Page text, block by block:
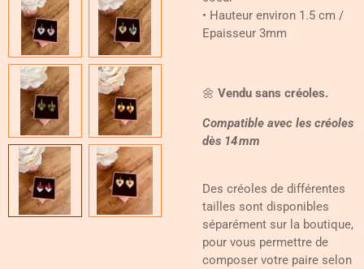
• Hauteur environ 1.5 cm /
Epaisseur 3mm
🌼 Vendu sans créoles.
Compatible avec les créoles
dès 14 mm
Des créoles de différentes
tailles sont disponibles
séparément sur la boutique,
pour vous permettre de
composer votre paire selon